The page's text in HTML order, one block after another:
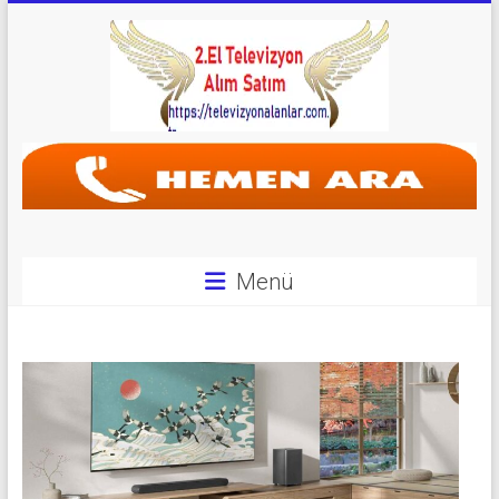
Televizyon
Alanlar
Alanlar
TV
Menü